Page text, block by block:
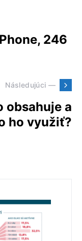
246
Následujúci —
obsahuje a
ho využiť?